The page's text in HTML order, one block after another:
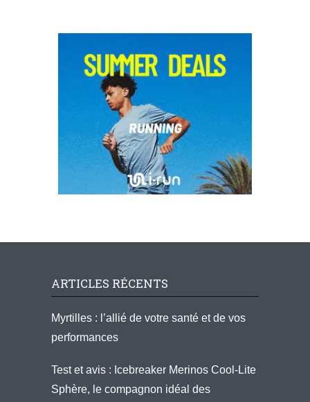
ARTICLES RÉCENTS
Myrtilles : l’allié de votre santé et de vos
performances
Test et avis : Icebreaker Merinos Cool-Lite
Sphère, le compagnon idéal des